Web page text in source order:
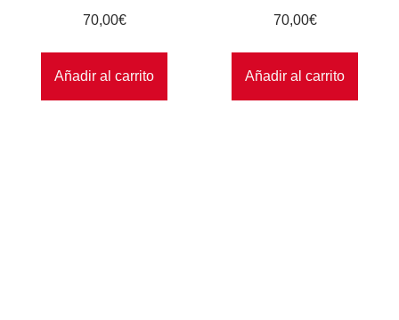
70,00€
Añadir al carrito
70,00€
Añadir al carrito